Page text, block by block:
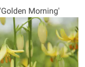
Morning'